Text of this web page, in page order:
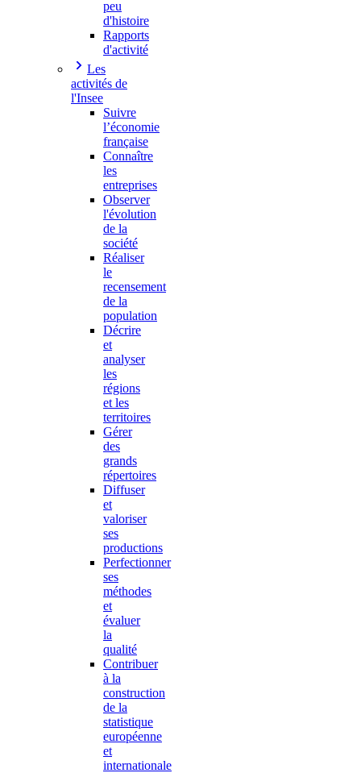
peu
d'histoire
Rapports
d'activité
Les
activités de
l'Insee
Suivre
l’économie
française
Connaître
les
entreprises
Observer
l'évolution
de la
société
Réaliser
le
recensement
de la
population
Décrire
et
analyser
les
régions
et les
territoires
Gérer
des
grands
répertoires
Diffuser
et
valoriser
ses
productions
Perfectionner
ses
méthodes
et
évaluer
la
qualité
Contribuer
à la
construction
de la
statistique
européenne
et
internationale